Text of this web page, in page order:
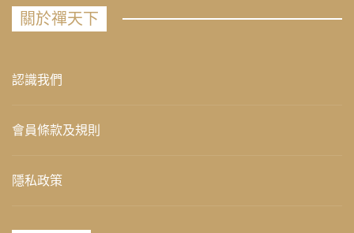
關於禪天下
認識我們
會員條款及規則
隱私政策